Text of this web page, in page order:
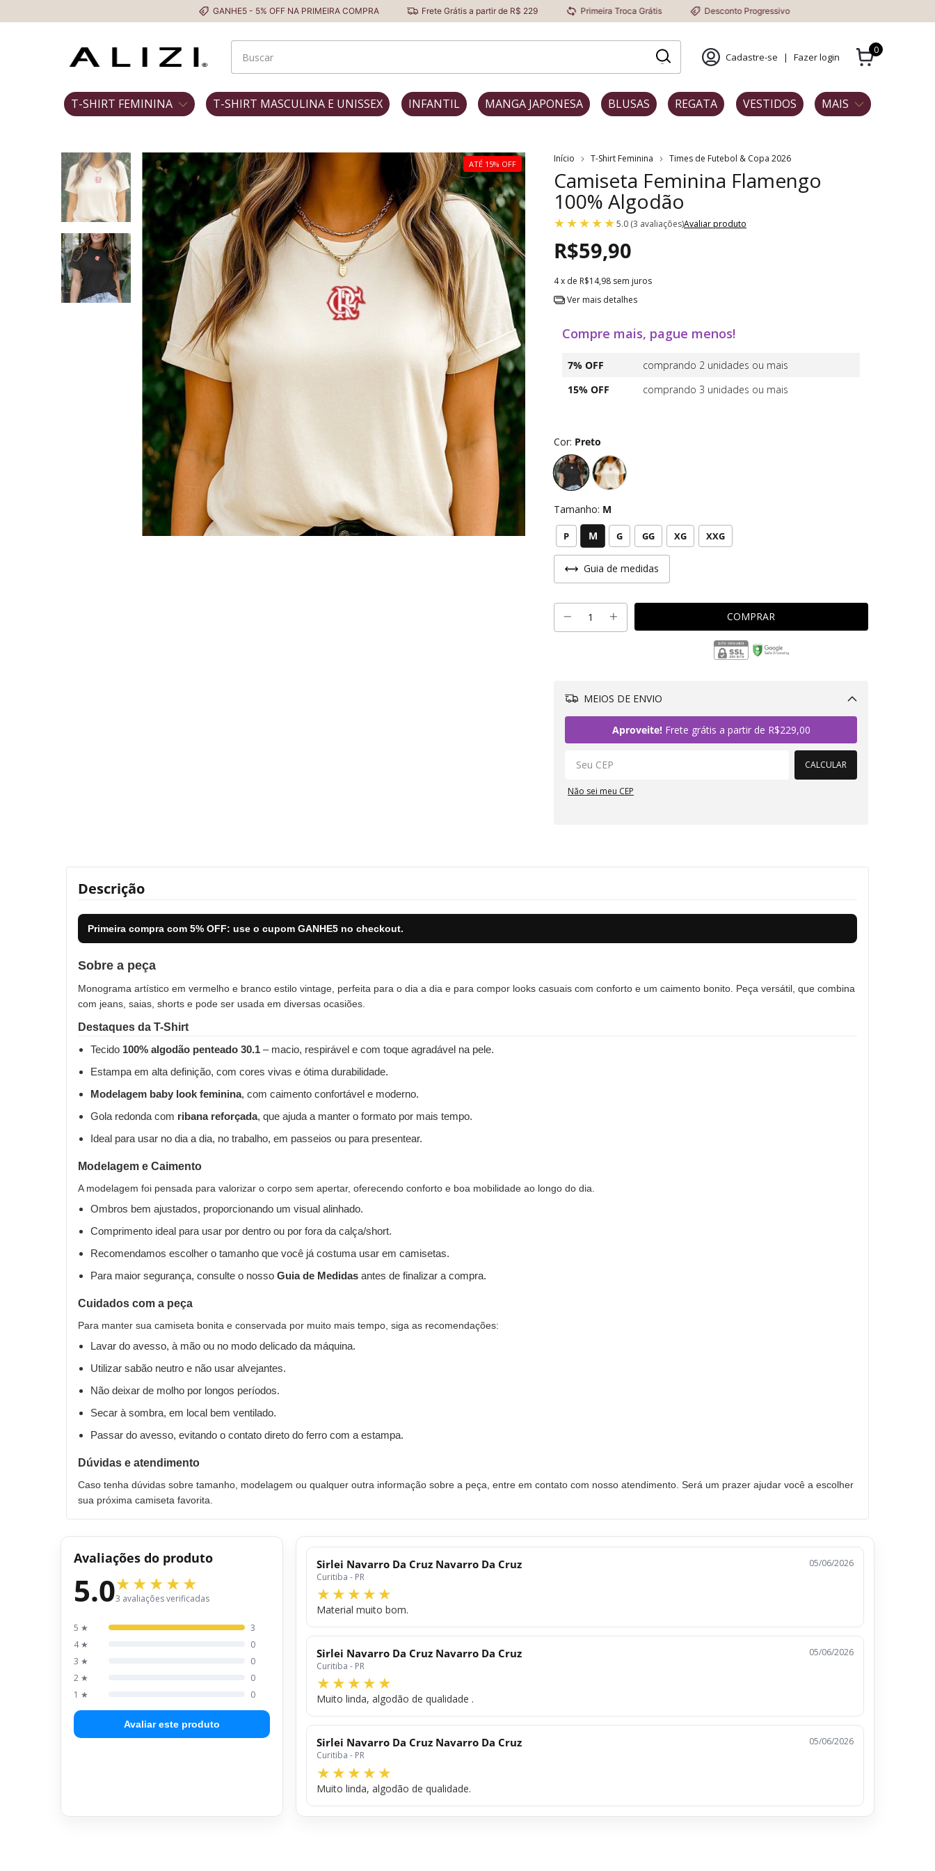
GANHE5 - 5% OFF NA PRIMEIRA COMPRA Frete Grátis a partir de R$ 229 Primeira Troca Grátis Desconto Progressivo
Cadastre-se | Fazer login
0
T-SHIRT FEMININA T-SHIRT MASCULINA E UNISSEX INFANTIL MANGA JAPONESA BLUSAS REGATA VESTIDOS MAIS
ATÉ 15% OFF Início T-Shirt Feminina Times de Futebol & Copa 2026
Camiseta Feminina Flamengo
100% Algodão
5.0 (3 avaliações)Avaliar produto
R$59,90
4x de R$14,98 sem juros
Ver mais detalhes
Compre mais, pague menos!
7% OFF
comprando 2 unidades ou mais
15% OFF
comprando 3 unidades ou mais
Cor: Preto
Tamanho: M
P M G GG XG XXG
Guia de medidas
MEIOS DE ENVIO
Aproveite!Frete grátis a partir de R$229,00
CALCULAR
Não sei meu CEP
Descrição
Primeira compra com 5% OFF: use o cupom GANHE5 no checkout.
Sobre a peça
Monograma artístico em vermelho e branco estilo vintage, perfeita para o dia a dia e para compor looks casuais com conforto e um caimento bonito. Peça versátil, que combina
com jeans, saias, shorts e pode ser usada em diversas ocasiões.
Destaques da T-Shirt
Tecido 100% algodão penteado 30.1 – macio, respirável e com toque agradável na pele.
Estampa em alta definição, com cores vivas e ótima durabilidade.
Modelagem baby look feminina, com caimento confortável e moderno.
Gola redonda com ribana reforçada, que ajuda a manter o formato por mais tempo.
Ideal para usar no dia a dia, no trabalho, em passeios ou para presentear.
Modelagem e Caimento
A modelagem foi pensada para valorizar o corpo sem apertar, oferecendo conforto e boa mobilidade ao longo do dia.
Ombros bem ajustados, proporcionando um visual alinhado.
Comprimento ideal para usar por dentro ou por fora da calça/short.
Recomendamos escolher o tamanho que você já costuma usar em camisetas.
Para maior segurança, consulte o nosso Guia de Medidas antes de finalizar a compra.
Cuidados com a peça
Para manter sua camiseta bonita e conservada por muito mais tempo, siga as recomendações:
Lavar do avesso, à mão ou no modo delicado da máquina.
Utilizar sabão neutro e não usar alvejantes.
Não deixar de molho por longos períodos.
Secar à sombra, em local bem ventilado.
Passar do avesso, evitando o contato direto do ferro com a estampa.
Dúvidas e atendimento
Caso tenha dúvidas sobre tamanho, modelagem ou qualquer outra informação sobre a peça, entre em contato com nosso atendimento. Será um prazer ajudar você a escolher
sua próxima camiseta favorita.
Avaliações do produto
5.03 avaliações verificadas
5 ★
3
4 ★
0
3 ★
0
2 ★
0
1 ★
0
Avaliar este produto
Sirlei Navarro Da Cruz Navarro Da Cruz
Curitiba - PR
05/06/2026
Material muito bom.
Sirlei Navarro Da Cruz Navarro Da Cruz
Curitiba - PR
05/06/2026
Muito linda, algodão de qualidade .
Sirlei Navarro Da Cruz Navarro Da Cruz
Curitiba - PR
05/06/2026
Muito linda, algodão de qualidade.